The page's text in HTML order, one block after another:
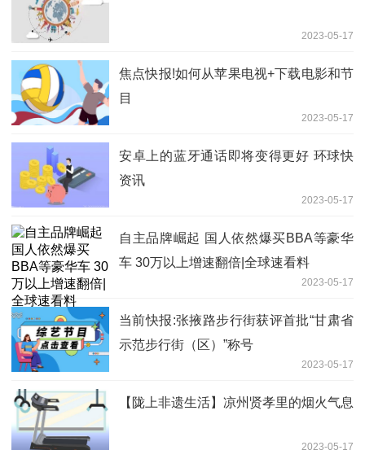
2023-05-17
焦点快报!如何从苹果电视+下载电影和节
目
2023-05-17
安卓上的蓝牙通话即将变得更好 环球快
资讯
2023-05-17
自主品牌崛起 国人依然爆买BBA等豪华
车 30万以上增速翻倍|全球速看料
2023-05-17
当前快报:张掖路步行街获评首批“甘肃省
示范步行街（区）”称号
2023-05-17
【陇上非遗生活】凉州贤孝里的烟火气息
2023-05-17